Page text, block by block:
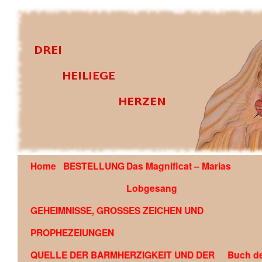
OFFENBARUNG AN EDSON GLAUBER DE SOUZA
Home BESTELLUNG Das Magnificat – Marias
Lobgesang
GEHEIMNISSE, GROSSES ZEICHEN UND
PROPHEZEIUNGEN
QUELLE DER BARMHERZIGKEIT UND DER
Buch